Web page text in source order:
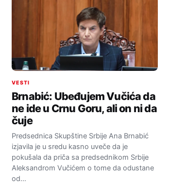
VESTI
Brnabić: Ubeđujem Vučića da
ne ide u Crnu Goru, ali on ni da
čuje
Predsednica Skupštine Srbije Ana Brnabić
izjavila je u sredu kasno uveče da je
pokušala da priča sa predsednikom Srbije
Aleksandrom Vučićem o tome da odustane
od…